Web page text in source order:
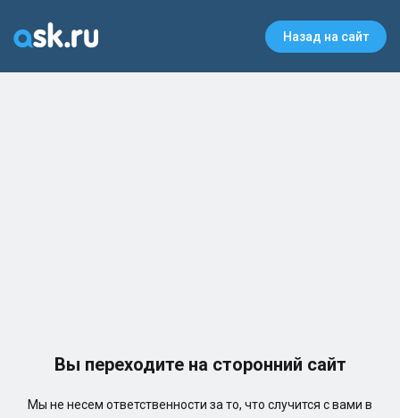
Назад на сайт
Вы переходите на сторонний сайт
Мы не несем ответственности за то, что случится с вами в